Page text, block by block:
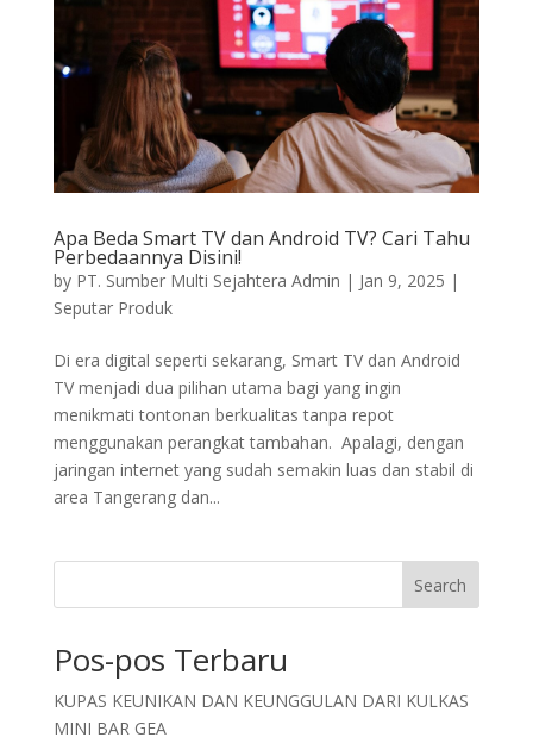
Apa Beda Smart TV dan Android TV? Cari Tahu
Perbedaannya Disini!
by PT. Sumber Multi Sejahtera Admin | Jan 9, 2025 |
Seputar Produk
Di era digital seperti sekarang, Smart TV dan Android
TV menjadi dua pilihan utama bagi yang ingin
menikmati tontonan berkualitas tanpa repot
menggunakan perangkat tambahan. Apalagi, dengan
jaringan internet yang sudah semakin luas dan stabil di
area Tangerang dan...
Search
Pos-pos Terbaru
KUPAS KEUNIKAN DAN KEUNGGULAN DARI KULKAS
MINI BAR GEA